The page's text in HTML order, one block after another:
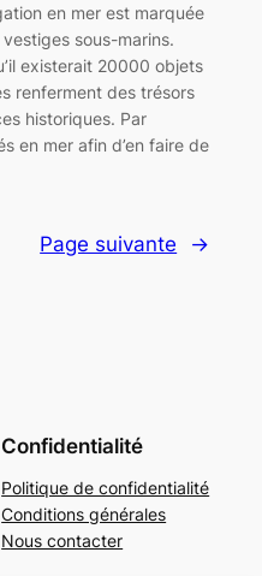
en mer est marquée
sous-marins.
existerait 20000 objets
renferment des trésors
historiques. Par
en mer afin d’en faire de
Page suivante →
Confidentialité
Politique de confidentialité
Conditions générales
Nous contacter